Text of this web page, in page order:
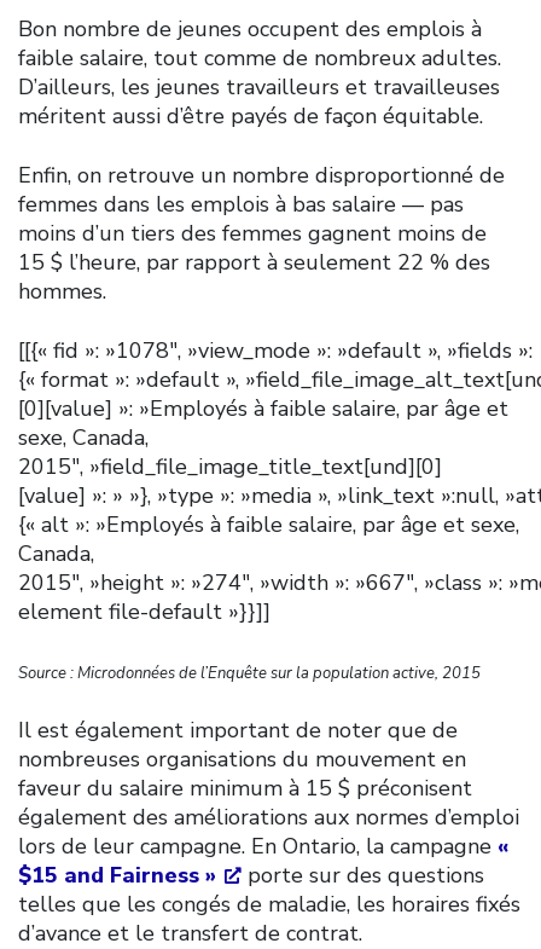
Bon nombre de jeunes occupent des emplois à
faible salaire, tout comme de nombreux adultes.
D’ailleurs, les jeunes travailleurs et travailleuses
méritent aussi d’être payés de façon équitable.
Enfin, on retrouve un nombre disproportionné de
femmes dans les emplois à bas salaire — pas
moins d’un tiers des femmes gagnent moins de
15 $ l’heure, par rapport à seulement 22 % des
hommes.
[[{« fid »: »1078″, »view_mode »: »default », »fields »:
{« format »: »default »,
[0][value] »: »Employés à faible salaire, par âge et
sexe, Canada,
2015″, »field_file_image_title_text[und][0]
[value] »: » »}, »type »: »media », »link_text »:null,
{« alt »: »Employés à faible salaire, par âge et sexe,
Canada,
2015″, »height »: »274″, »width »: »667″, »class »:
element file-default »}}]]
Source : Microdonnées de l’Enquête sur la population active, 2015
Il est également important de noter que de
nombreuses organisations du mouvement en
faveur du salaire minimum à 15 $ préconisent
également des améliorations aux normes d’emploi
lors de leur campagne. En Ontario, la campagne «
$15 and Fairness »
porte sur des questions
telles que les congés de maladie, les horaires fixés
d’avance et le transfert de contrat.